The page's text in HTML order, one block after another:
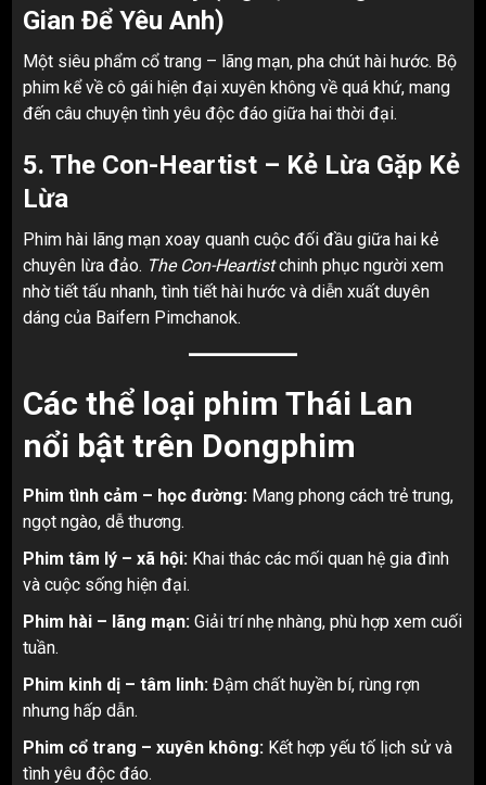
Gian Để Yêu Anh)
Một siêu phẩm cổ trang – lãng mạn, pha chút hài hước. Bộ
phim kể về cô gái hiện đại xuyên không về quá khứ, mang
đến câu chuyện tình yêu độc đáo giữa hai thời đại.
5. The Con-Heartist – Kẻ Lừa Gặp Kẻ
Lừa
Phim hài lãng mạn xoay quanh cuộc đối đầu giữa hai kẻ
chuyên lừa đảo. The Con-Heartistchinh phục người xem
nhờ tiết tấu nhanh, tình tiết hài hước và diễn xuất duyên
dáng của Baifern Pimchanok.
Các thể loại phim Thái Lan
nổi bật trên Dongphim
Phim tình cảm – học đường: Mang phong cách trẻ trung,
ngọt ngào, dễ thương.
Phim tâm lý – xã hội: Khai thác các mối quan hệ gia đình
và cuộc sống hiện đại.
Phim hài – lãng mạn: Giải trí nhẹ nhàng, phù hợp xem cuối
tuần.
Phim kinh dị – tâm linh: Đậm chất huyền bí, rùng rợn
nhưng hấp dẫn.
Phim cổ trang – xuyên không: Kết hợp yếu tố lịch sử và
tình yêu độc đáo.